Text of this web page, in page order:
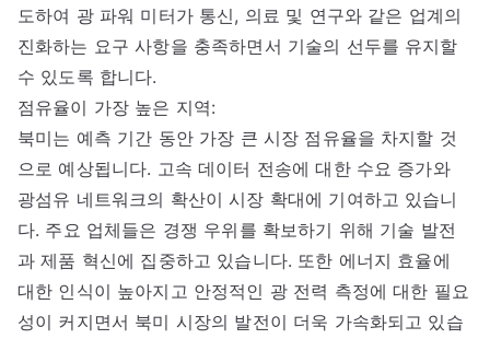
도하여 광 파워 미터가 통신, 의료 및 연구와 같은 업계의
진화하는 요구 사항을 충족하면서 기술의 선두를 유지할
수 있도록 합니다.
점유율이 가장 높은 지역:
북미는 예측 기간 동안 가장 큰 시장 점유율을 차지할 것
으로 예상됩니다. 고속 데이터 전송에 대한 수요 증가와
광섬유 네트워크의 확산이 시장 확대에 기여하고 있습니
다. 주요 업체들은 경쟁 우위를 확보하기 위해 기술 발전
과 제품 혁신에 집중하고 있습니다. 또한 에너지 효율에
대한 인식이 높아지고 안정적인 광 전력 측정에 대한 필요
성이 커지면서 북미 시장의 발전이 더욱 가속화되고 있습